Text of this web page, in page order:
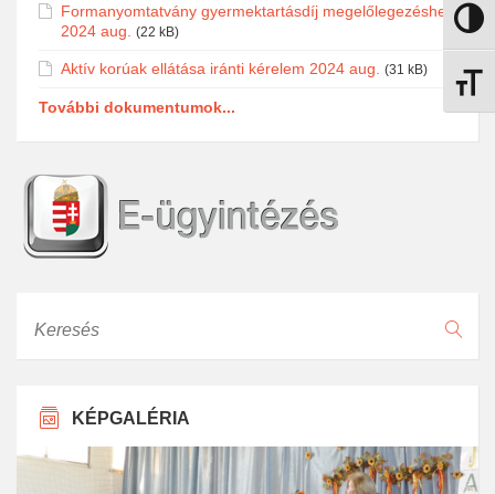
Nagy
Formanyomtatvány gyermektartásdíj megelőlegezéshez
2024 aug.
(22 kB)
Aktív korúak ellátása iránti kérelem 2024 aug. (31 kB)
További dokumentumok...
KÉPGALÉRIA